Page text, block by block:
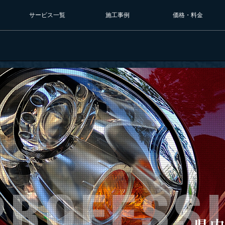
サービス一覧 施工事例 価格・料金